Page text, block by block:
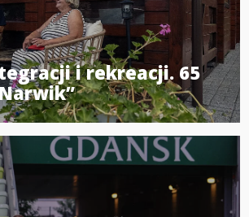
i rekreacji. 65